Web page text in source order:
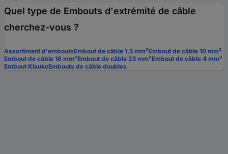
Quel type de Embouts d'extrémité de câble
cherchez-vous ?
Assortiment d'emboutsEmbout de câble 1,5 mm²Embout de câble 10 mm²
Embout de câble 16 mm²Embout de câble 25 mm²Embout de câble 4 mm²
Embout KlaukeEmbouts de câble doubles